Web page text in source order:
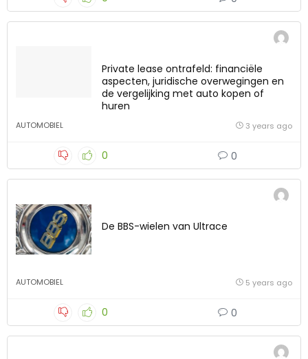
Private lease ontrafeld: financiële
aspecten, juridische overwegingen en
de vergelijking met auto kopen of
huren
AUTOMOBIEL 3 years ago
0 0
De BBS-wielen van Ultrace
AUTOMOBIEL 5 years ago
0 0